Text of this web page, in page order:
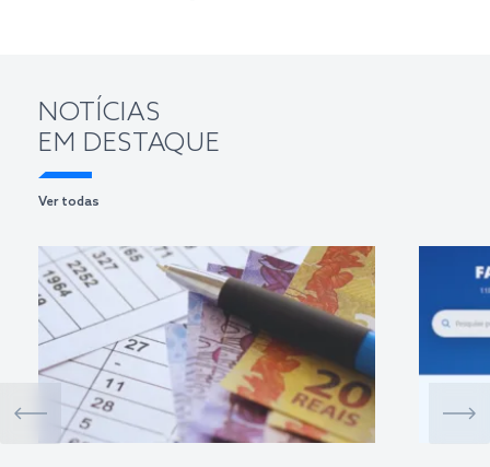
NOTÍCIAS
EM DESTAQUE
Ver todas